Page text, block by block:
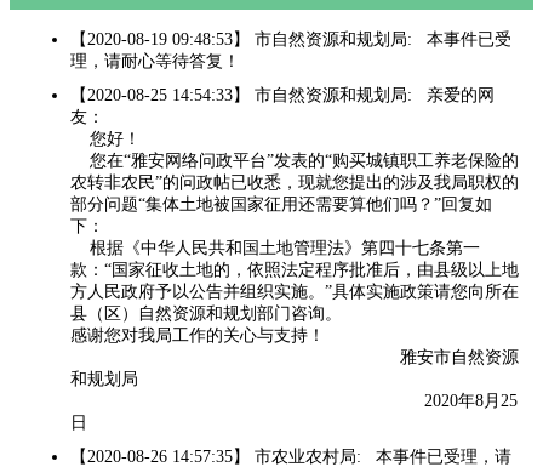
【2020-08-19 09:48:53】 市自然资源和规划局: 本事件已受
理，请耐心等待答复！
【2020-08-25 14:54:33】 市自然资源和规划局: 亲爱的网
友：
您好！
您在“雅安网络问政平台”发表的“购买城镇职工养老保险的
农转非农民”的问政帖已收悉，现就您提出的涉及我局职权的
部分问题“集体土地被国家征用还需要算他们吗？”回复如
下：
根据《中华人民共和国土地管理法》第四十七条第一
款：“国家征收土地的，依照法定程序批准后，由县级以上地
方人民政府予以公告并组织实施。”具体实施政策请您向所在
县（区）自然资源和规划部门咨询。
感谢您对我局工作的关心与支持！
雅安市自然资源
和规划局
2020年8月25
日
【2020-08-26 14:57:35】 市农业农村局: 本事件已受理，请